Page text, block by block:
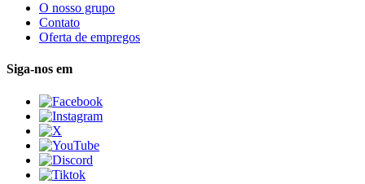
O nosso grupo
Contato
Oferta de empregos
Siga-nos em